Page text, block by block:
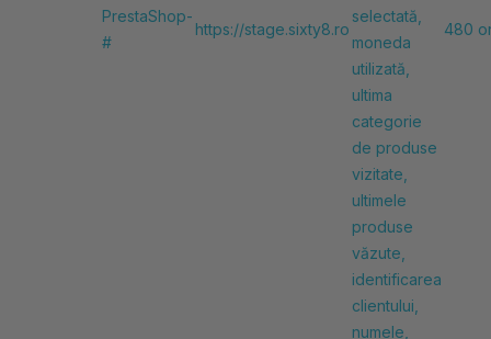
PrestaShop-
#
https://stage.sixty8.ro
selectată,
moneda
utilizată,
ultima
categorie
de produse
vizitate,
ultimele
produse
văzute,
identificarea
clientului,
numele,
480